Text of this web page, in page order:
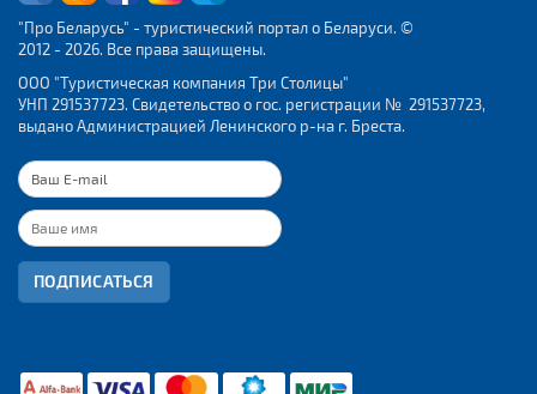
"Про Беларусь" - туристический портал о Беларуси. ©
2012 - 2026. Все права защищены.
ООО "Туристическая компания Три Столицы"
УНП 291537723. Свидетельство о гос. регистрации № 291537723,
выдано Администрацией Ленинского р-на г. Бреста.
ПОДПИСАТЬСЯ